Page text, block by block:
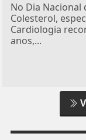
No Dia Nacional
Colesterol,
Cardiologia
anos,...